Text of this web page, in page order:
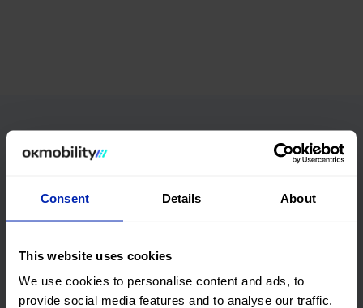
Consent Details About
This website uses cookies
We use cookies to personalise content and ads, to
provide social media features and to analyse our traffic.
Coches segunda mano
financiados, sin
entrada y con
garantía